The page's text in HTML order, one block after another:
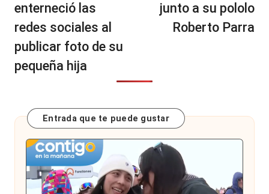
enterneció las
redes sociales al
publicar foto de su
pequeña hija
junto a su pololo
Roberto Parra
Entrada que te puede gustar